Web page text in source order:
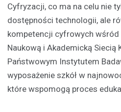
Cyfryzacji, co ma na celu nie
dostępności technologii, ale
kompetencji cyfrowych wśród
Naukową i Akademicką Siecią
Państwowym Instytutem
wyposażenie szkół w
które wspomogą proces